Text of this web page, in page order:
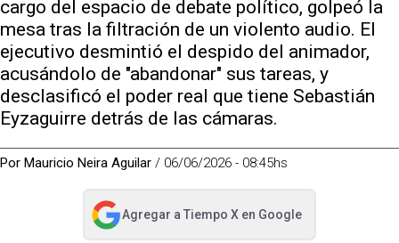
cargo del espacio de debate político, golpeó la
mesa tras la filtración de un violento audio. El
ejecutivo desmintió el despido del animador,
acusándolo de "abandonar" sus tareas, y
desclasificó el poder real que tiene Sebastián
Eyzaguirre detrás de las cámaras.
Por Mauricio Neira Aguilar / 06/06/2026 - 08:45hs
Agregar a Tiempo Xen Google
abre en nueva pestaña